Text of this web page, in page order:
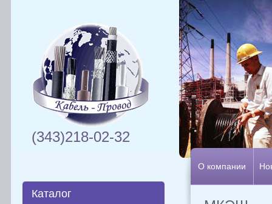
(343)218-02-32
Каталог
О компании